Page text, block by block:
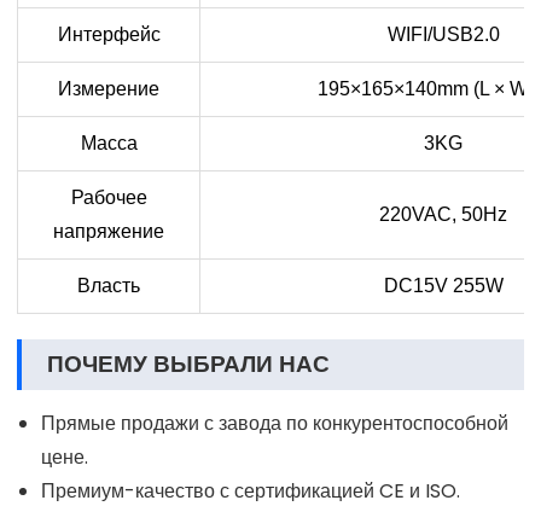
Интерфейс WIFI/USB2.0
Измерение 195×165×140mm (L × W
Масса 3KG
Рабочее
напряжение
220VAC, 50Hz
Власть DC15V 255W
ПОЧЕМУ ВЫБРАЛИ НАС
Прямые продажи с завода по конкурентоспособной
цене.
Премиум-качество с сертификацией CE и ISO.